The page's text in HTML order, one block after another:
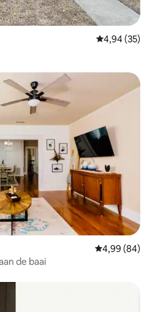
Gemiddelde
4,94 (35)
Gemiddelde
4,99 (84)
de baai